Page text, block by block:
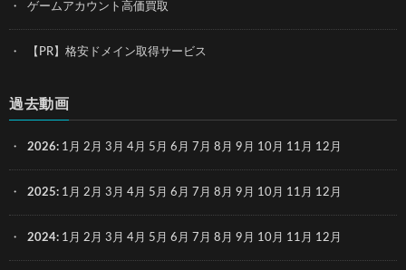
ゲームアカウント高価買取
【PR】格安ドメイン取得サービス
過去動画
2026: 1月 2月 3月 4月 5月 6月 7月 8月 9月 10月 11月 12月
2025: 1月 2月 3月 4月 5月 6月 7月 8月 9月 10月 11月 12月
2024: 1月 2月 3月 4月 5月 6月 7月 8月 9月 10月 11月 12月